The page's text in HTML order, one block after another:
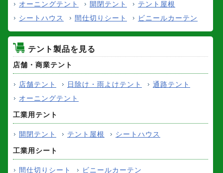
オーニングテント
開閉テント
テント屋根
シートハウス
間仕切りシート ビニールカーテン
テント製品を見る
店舗・商業テント
店舗テント 日除け・雨よけテント
通路テント
オーニングテント
工業用テント
開閉テント テント屋根 シートハウス
工業用シート
間仕切りシート ビニールカーテン